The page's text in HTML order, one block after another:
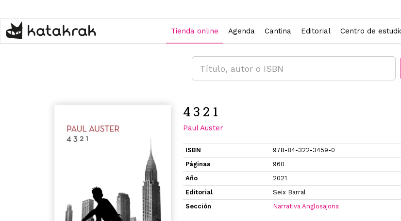
contenido
principal
Tienda online Agenda Cantina Editorial Centro de
4 3 2 1
Paul Auster
ISBN
978-84-322-3459-0
Páginas
960
Año
2021
Editorial
Seix Barral
Sección
Narrativa Anglosajona